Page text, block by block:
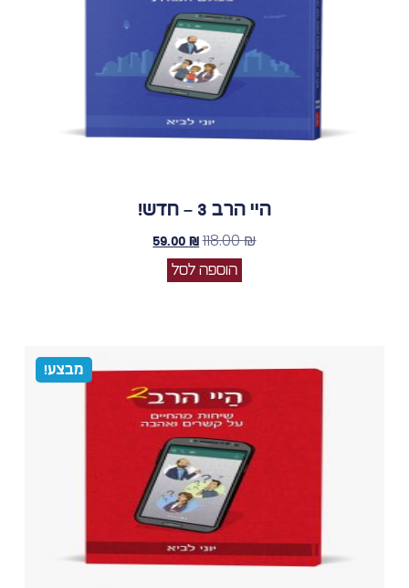
היי הרב 3 – חדש!
118.00₪
59.00 ₪
הוספה לסל
מבצע!